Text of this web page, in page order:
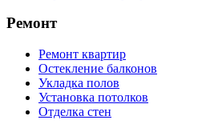
Ремонт
Ремонт квартир
Остекление балконов
Укладка полов
Установка потолков
Отделка стен